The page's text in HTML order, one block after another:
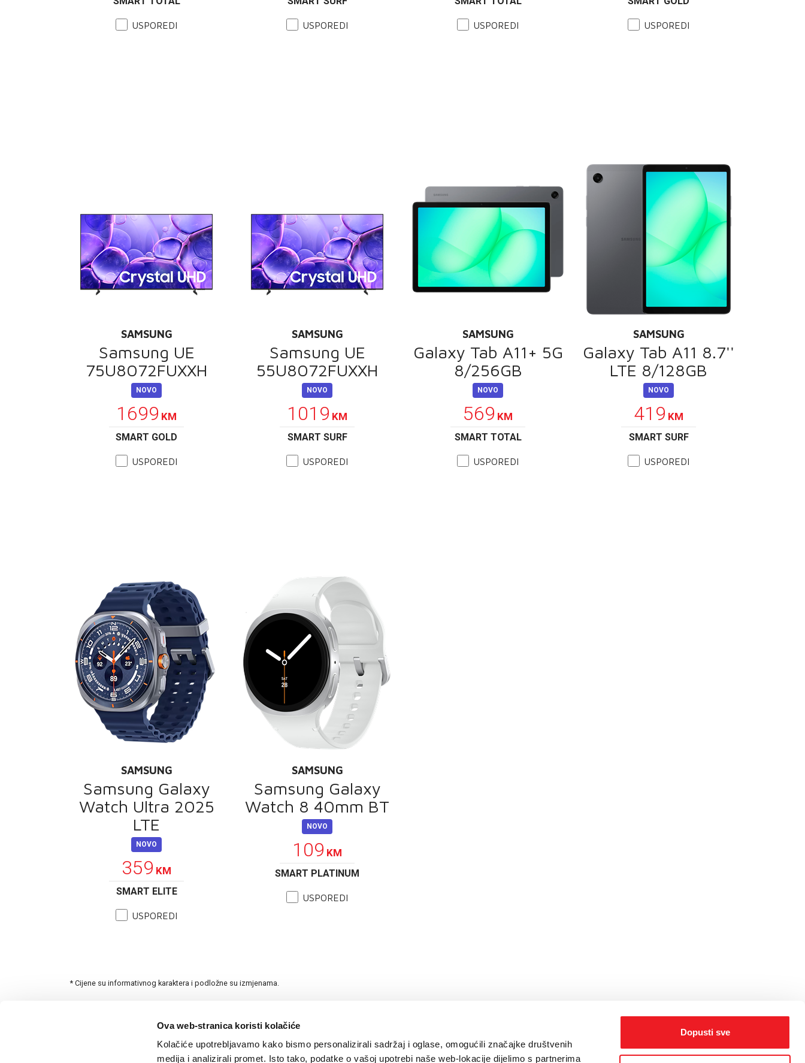
Ova web-stranica koristi kolačiće
Kolačiće upotrebljavamo kako bismo personalizirali sadržaj i oglase, omogućili značajke društvenih
medija i analizirali promet. Isto tako, podatke o vašoj upotrebi naše web-lokacije dijelimo s partnerima
Dopusti sve
USPOREDI USPOREDI USPOREDI USPOREDI
SAMSUNG
Samsung UE
75U8072FUXXH
NOVO
1699 KM
SMART GOLD
USPOREDI
SAMSUNG
Samsung UE
55U8072FUXXH
NOVO
1019 KM
SMART SURF
USPOREDI
SAMSUNG
Galaxy Tab A11+ 5G
8/256GB
NOVO
569 KM
SMART TOTAL
USPOREDI
SAMSUNG
Galaxy Tab A11 8.7''
LTE 8/128GB
NOVO
419 KM
SMART SURF
USPOREDI
SAMSUNG
Samsung Galaxy
Watch Ultra 2025
LTE
NOVO
359 KM
SMART ELITE
USPOREDI
SAMSUNG
Samsung Galaxy
Watch 8 40mm BT
NOVO
109 KM
SMART PLATINUM
USPOREDI
* Cijene su informativnog karaktera i podložne su izmjenama.